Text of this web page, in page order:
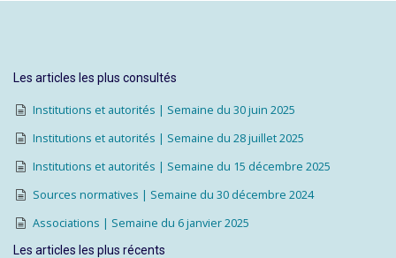
Les articles les plus consultés
Institutions et autorités | Semaine du 30 juin 2025
Institutions et autorités | Semaine du 28 juillet 2025
Institutions et autorités | Semaine du 15 décembre 2025
Sources normatives | Semaine du 30 décembre 2024
Associations | Semaine du 6 janvier 2025
Les articles les plus récents